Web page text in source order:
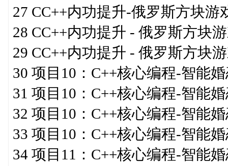
27 CC++内功提升-俄罗斯方块游
28 CC++内功提升 - 俄罗斯方块
29 CC++内功提升 - 俄罗斯方块
30 项目10：C++核心编程-智能
31 项目10：C++核心编程-智能
32 项目10：C++核心编程-智能
33 项目10：C++核心编程-智能
34 项目11：C++核心编程-智能